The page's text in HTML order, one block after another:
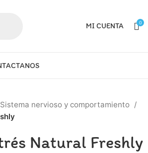
MI CUENTA 0
Sistema nervioso y comportamiento
Natural Freshly